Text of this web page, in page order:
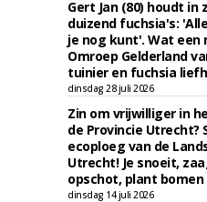
Gert Jan (80) houdt in
duizend fuchsia's:
je nog kunt'. Wat een
Omroep Gelderland
tuinier en fuchsia
dinsdag 28 juli 2026
Zin om vrijwilliger in
de Provincie Utrecht?
ecoploeg van de
Utrecht! Je snoeit,
opschot, plant
dinsdag 14 juli 2026